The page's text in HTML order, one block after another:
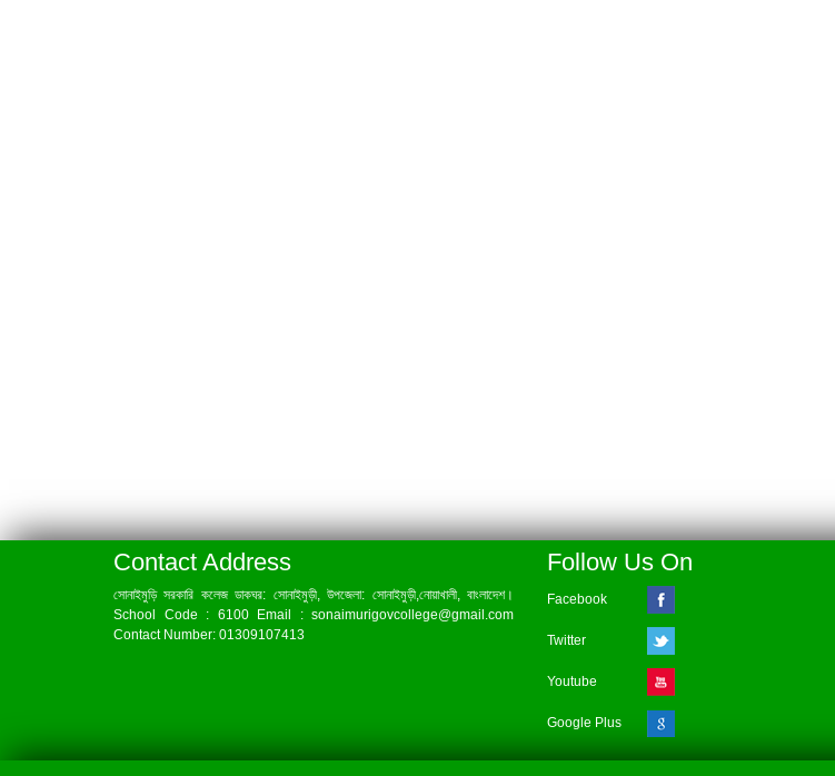
Contact Address
সোনাইমুড়ি সরকারি কলেজ ডাকঘর: সোনাইমুড়ী, উপজেলা: সোনাইমুড়ী,নোয়াখালী, বাংলাদেশ।
School Code : 6100 Email : sonaimurigovcollege@gmail.com
Contact Number: 01309107413
Follow Us On
Facebook
Twitter
Youtube
Google Plus